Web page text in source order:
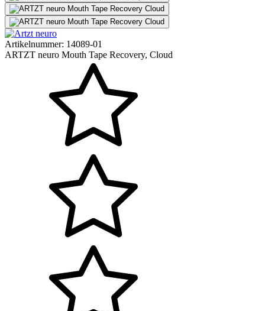
Artikelnummer: 14089-01
ARTZT neuro Mouth Tape Recovery, Cloud